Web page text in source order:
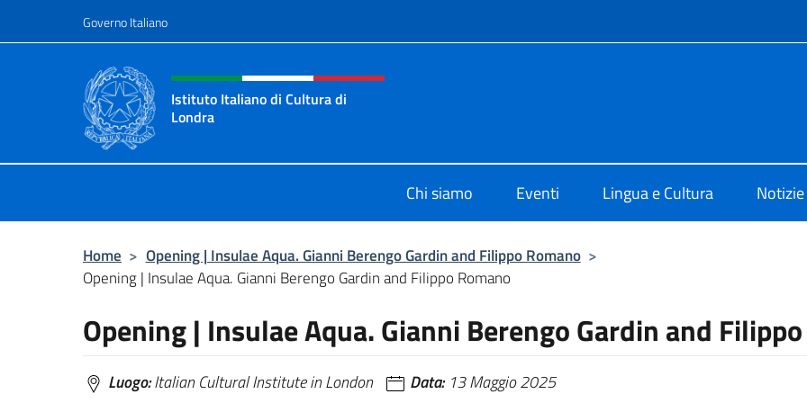
Governo Italiano
Intestazione sito, social e menù
Istituto Italiano di Cultura di
Londra
Chi siamo Eventi Lingua e Cultura Notizie
Home > Opening | Insulae Aqua. Gianni Berengo Gardin and Filippo Romano >
Opening | Insulae Aqua. Gianni Berengo Gardin and Filippo Romano
Opening | Insulae Aqua. Gianni Berengo Gardin and
Luogo:Italian Cultural Institute in London Data: 13 Maggio 2025